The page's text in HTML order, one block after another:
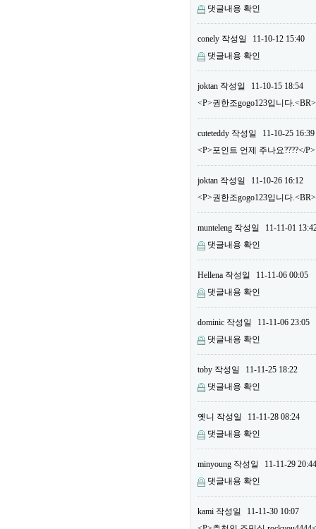
댓글내용 확인
conely 작성일
11-10-12 15:40
댓글내용 확인
joktan 작성일
11-10-15 18:54
<P>권한조gogo123입니다
cuteteddy 작성일
11-10-25 16:39
<P>포인트 언제 주나요????</P>
joktan 작성일
11-10-26 16:12
<P>권한조gogo123입니다
munteleng 작성일
11-11-01
댓글내용 확인
Hellena 작성일
11-11-06 00:05
댓글내용 확인
dominic 작성일
11-11-06 23:05
댓글내용 확인
toby 작성일
11-11-25 18:22
댓글내용 확인
옛니 작성일
11-11-28 08:24
댓글내용 확인
minyoung 작성일
11-11-29 20:44
댓글내용 확인
kami 작성일
11-11-30 10:07